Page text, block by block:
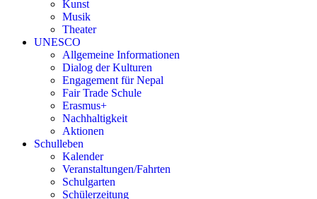
Kunst
Musik
Theater
UNESCO
Allgemeine Informationen
Dialog der Kulturen
Engagement für Nepal
Fair Trade Schule
Erasmus+
Nachhaltigkeit
Aktionen
Schulleben
Kalender
Veranstaltungen/Fahrten
Schulgarten
Schülerzeitung